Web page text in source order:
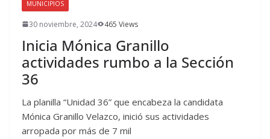
MUNICIPIOS
30 noviembre, 2024 465 Views
Inicia Mónica Granillo
actividades rumbo a la Sección
36
La planilla “Unidad 36” que encabeza la candidata
Mónica Granillo Velazco, inició sus actividades
arropada por más de 7 mil